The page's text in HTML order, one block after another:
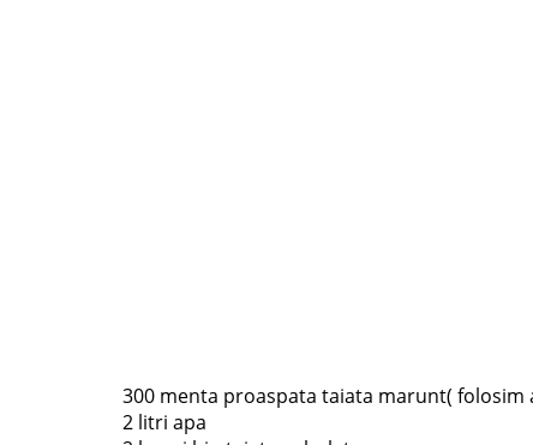
300 menta proaspata taiata marunt( folosim
2 litri apa